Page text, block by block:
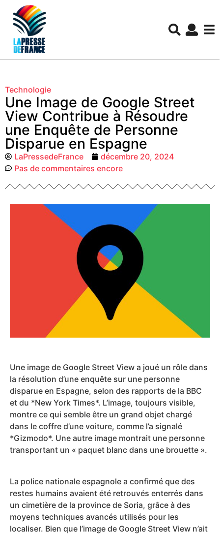
Technologie
Une Image de Google Street
View Contribue à Résoudre
une Enquête de Personne
Disparue en Espagne
LaPressedeFrance
décembre 20, 2024
Pas de commentaires encore
Une image de Google Street View a joué un rôle dans
la résolution d’une enquête sur une personne
disparue en Espagne, selon des rapports de la BBC
et du *New York Times*. L’image, toujours visible,
montre ce qui semble être un grand objet chargé
dans le coffre d’une voiture, comme l’a signalé
*Gizmodo*. Une autre image montrait une personne
transportant un « paquet blanc dans une brouette ».
La police nationale espagnole a confirmé que des
restes humains avaient été retrouvés enterrés dans
un cimetière de la province de Soria, grâce à des
moyens techniques avancés utilisés pour les
localiser. Bien que l’image de Google Street View n’ait